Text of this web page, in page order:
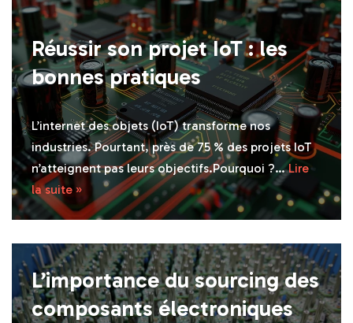
Réussir son projet IoT : les
bonnes pratiques
L’internet des objets (IoT) transforme nos
industries. Pourtant, près de 75 % des projets IoT
n’atteignent pas leurs objectifs.Pourquoi ?…Lire
la suite »
L’importance du sourcing des
composants électroniques